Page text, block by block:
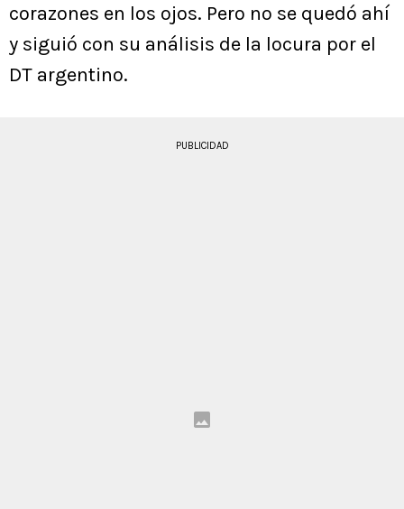
corazones en los ojos. Pero no se quedó ahí
y siguió con su análisis de la locura por el
DT argentino.
PUBLICIDAD